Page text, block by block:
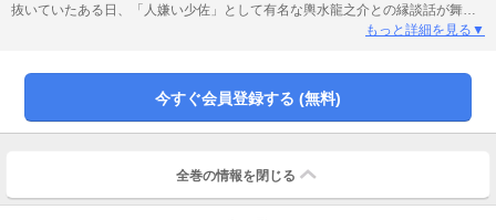
抜いていたある日、「人嫌い少佐」として有名な輿水龍之介との縁談話が舞い
込んでくる。妹の身代わりとして家を追い出されるように嫁ぐ咲だったが、妻
癒し、咲もまた、隣に自分の居場所を見つけていく――これは家のために結婚
を強いられた二人が愛を知っていく、大正ラブストーリー
もっと詳細を見る▼
今すぐ会員登録する (無料)
全巻の情報を 閉じる